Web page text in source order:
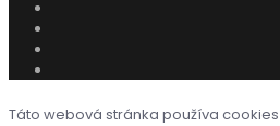
Táto webová stránka používa cookies